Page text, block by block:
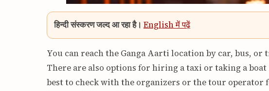
हिन्दी संस्करण जल्द आ रहा है। English में पढ़ें
You can reach the Ganga Aarti location by car, bus,
There are also options for hiring a taxi or taking a boat
best to check with the organizers or the tour operator